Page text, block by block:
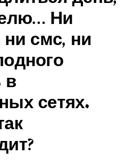
Ни
смс, ни
в
сетях.